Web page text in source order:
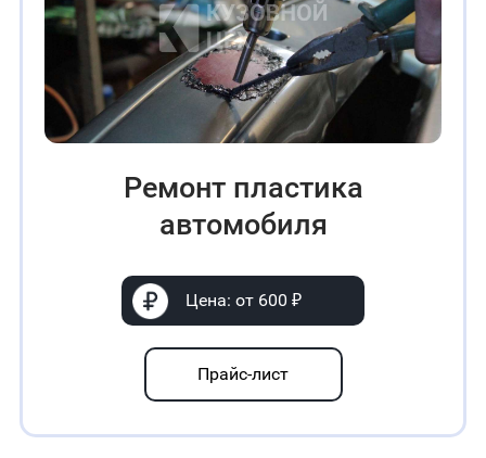
Ремонт пластика
автомобиля
Цена: от 600 ₽
Прайс-лист